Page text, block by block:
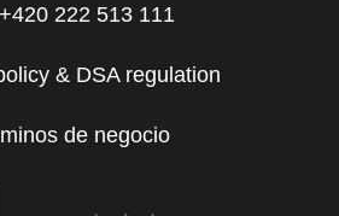
+420 222 513 111
& DSA regulation
de negocio